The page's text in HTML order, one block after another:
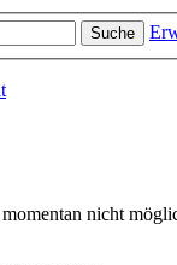
Suche
nicht